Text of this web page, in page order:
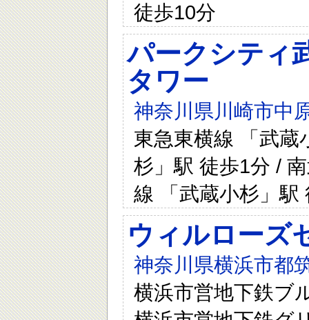
徒歩10分
パークシティ
タワー
神奈川県川崎市中
東急東横線 「武蔵
杉」駅 徒歩1分 /
線 「武蔵小杉」駅
ウィルロー
神奈川県横浜市都
横浜市営地下鉄ブ